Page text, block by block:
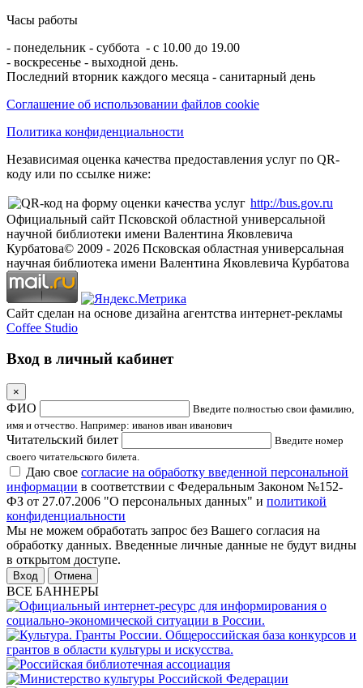
Часы работы
- понедельник - суббота - с 10.00 до 19.00
- воскресенье - выходной день.
Последний вторник каждого месяца - санитарный день
Соглашение об использовании файлов cookie
Политика конфиденциальности
Независимая оценка качества предоставления услуг по QR-
коду или по ссылке ниже:
http://bus.gov.ru
Официальный сайт Псковской областной универсальной
научной библиотеки имени Валентина Яковлевича
Курбатова© 2009 - 2026 Псковская областная универсальная
научная библиотека имени Валентина Яковлевича Курбатова
Сайт сделан на основе дизайна агентства интернет-рекламы
Coffee Studio
Вход в личный кабинет
×
ФИО
Введите полностью свои фамилию,
имя и отчество. Например: иванов иван иванович
Читательский билет
Введите номер
своего читательского билета.
Даю свое согласие на обработку введенной персональной
информации в соответствии с Федеральным Законом №152-
ФЗ от 27.07.2006 "О персональных данных" и политикой
конфиденциальности
Мы не можем обработать запрос без Вашего согласия на
обработку данных. Введенные личные данные не будут видны
в открытом доступе.
Отмена
ВСЕ БАННЕРЫ